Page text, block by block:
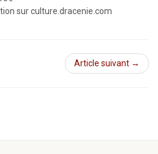
sur culture.dracenie.com
Article suivant →